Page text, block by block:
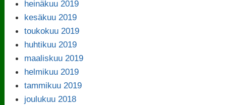
heinäkuu 2019
kesäkuu 2019
toukokuu 2019
huhtikuu 2019
maaliskuu 2019
helmikuu 2019
tammikuu 2019
joulukuu 2018